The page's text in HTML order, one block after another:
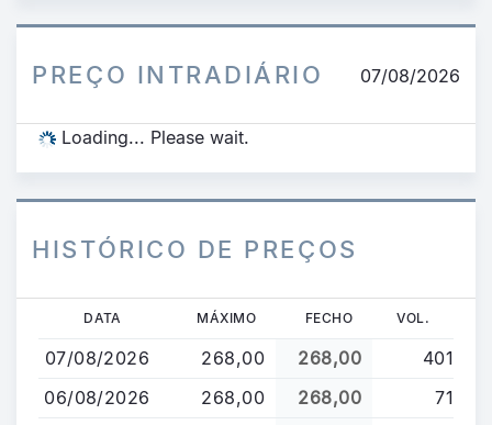
PREÇO INTRADIÁRIO 07/08/2026
Loading... Please wait.
HISTÓRICO DE PREÇOS
Passar
o
conteúdo
DATA MÁXIMO FECHO VOL.
07/08/2026 268,00 268,00
401
06/08/2026
268,00 268,00
71